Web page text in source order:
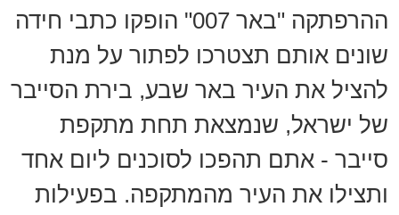
ההרפתקה "באר 007" הופקו כתבי חידה
שונים אותם תצטרכו לפתור על מנת
להציל את העיר באר שבע, בירת הסייבר
של ישראל, שנמצאת תחת מתקפת
סייבר - אתם תהפכו לסוכנים ליום אחד
ותצילו את העיר מהמתקפה. בפעילות